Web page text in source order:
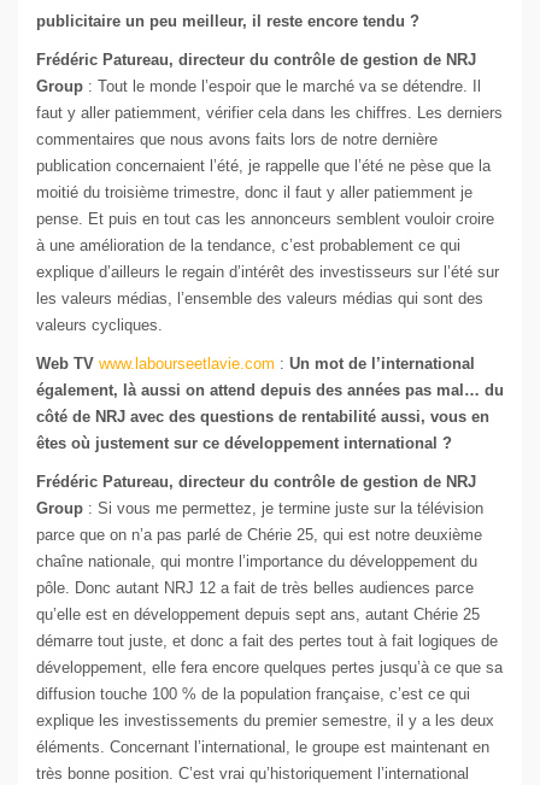
publicitaire un peu meilleur, il reste encore tendu ?
Frédéric Patureau, directeur du contrôle de gestion de NRJ
Group : Tout le monde l’espoir que le marché va se détendre. Il
faut y aller patiemment, vérifier cela dans les chiffres. Les derniers
commentaires que nous avons faits lors de notre dernière
publication concernaient l’été, je rappelle que l’été ne pèse que la
moitié du troisième trimestre, donc il faut y aller patiemment je
pense. Et puis en tout cas les annonceurs semblent vouloir croire
à une amélioration de la tendance, c’est probablement ce qui
explique d’ailleurs le regain d’intérêt des investisseurs sur l’été sur
les valeurs médias, l’ensemble des valeurs médias qui sont des
valeurs cycliques.
Web TV www.labourseetlavie.com : Un mot de l’international
également, là aussi on attend depuis des années pas mal… du
côté de NRJ avec des questions de rentabilité aussi, vous en
êtes où justement sur ce développement international ?
Frédéric Patureau, directeur du contrôle de gestion de NRJ
Group : Si vous me permettez, je termine juste sur la télévision
parce que on n’a pas parlé de Chérie 25, qui est notre deuxième
chaîne nationale, qui montre l’importance du développement du
pôle. Donc autant NRJ 12 a fait de très belles audiences parce
qu’elle est en développement depuis sept ans, autant Chérie 25
démarre tout juste, et donc a fait des pertes tout à fait logiques de
développement, elle fera encore quelques pertes jusqu’à ce que sa
diffusion touche 100 % de la population française, c’est ce qui
explique les investissements du premier semestre, il y a les deux
éléments. Concernant l’international, le groupe est maintenant en
très bonne position. C’est vrai qu’historiquement l’international